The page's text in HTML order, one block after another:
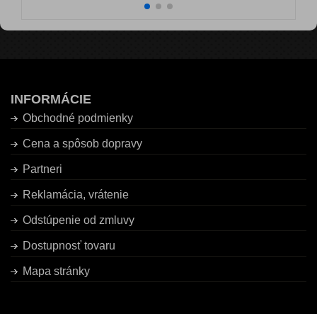
INFORMÁCIE
Obchodné podmienky
Cena a spôsob dopravy
Partneri
Reklamácia, vrátenie
Odstúpenie od zmluvy
Dostupnosť tovaru
Mapa stránky